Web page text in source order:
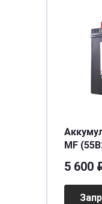
MF (55B24R) 50 (п.п.)
5 600